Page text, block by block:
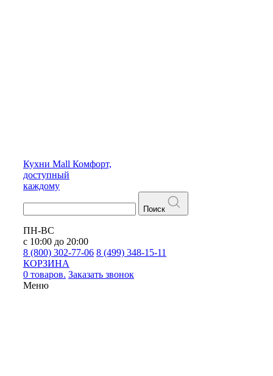
Кухни Mall Комфорт,
доступный
каждому
Поиск
ПН-ВС
с 10:00 до 20:00
8 (800) 302-77-06 8 (499) 348-15-11
КОРЗИНА
0 товаров. Заказать звонок
Меню